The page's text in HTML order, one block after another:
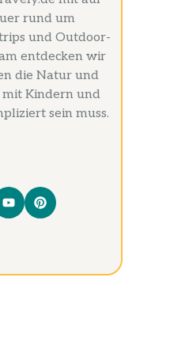
rund um
und Outdoor-
entdecken wir
die Natur und
mit Kindern und
sein muss.